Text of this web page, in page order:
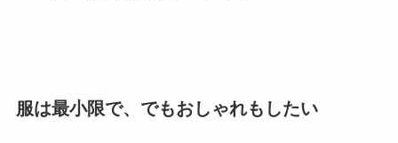
服は最小限で、でもおしゃれもしたい